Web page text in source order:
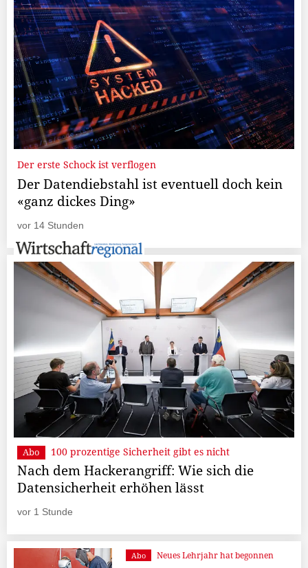
Der erste Schock ist verflogen
Der Datendiebstahl ist eventuell doch kein
«ganz dickes Ding»
vor 14 Stunden
Abo 100 prozentige Sicherheit gibt es nicht
Nach dem Hackerangriff: Wie sich die
Datensicherheit erhöhen lässt
vor 1 Stunde
Abo Neues Lehrjahr hat begonnen